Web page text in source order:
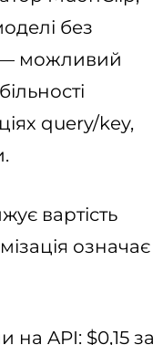
без
— можливий
query/key,
вартість
означає
на API: $0,15 за